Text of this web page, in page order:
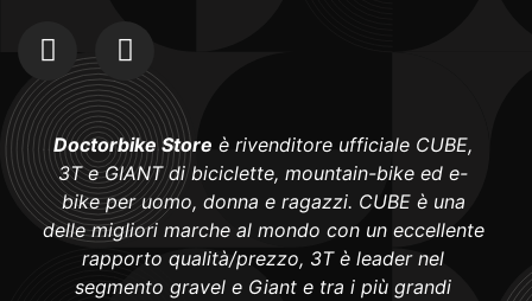
Doctorbike Store è rivenditore ufficiale CUBE,
3T e GIANT di biciclette, mountain-bike ed e-
bike per uomo, donna e ragazzi. CUBE è una
delle migliori marche al mondo con un eccellente
rapporto qualità/prezzo, 3T è leader nel
segmento gravel e Giant e tra i più grandi